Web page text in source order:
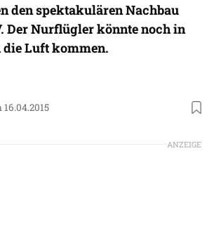
den spektakulären Nachbau
Der Nurflügler könnte noch in
Luft kommen.
ANZEIGE